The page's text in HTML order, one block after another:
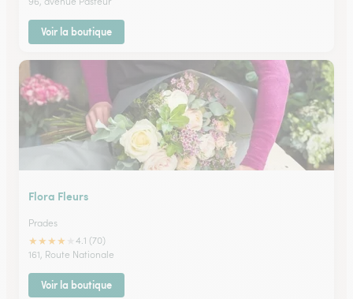
Voir la boutique
Flora Fleurs
Prades
★★★★
4.1 (70)
161, Route Nationale
Voir la boutique